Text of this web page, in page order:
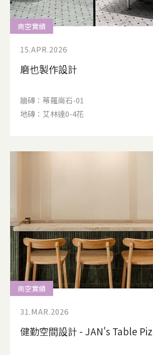
商空實績
15.APR.2026
磨也製作設計
牆磚：蒂羅崗石-01
地磚：艾林達0-4花
商空實績
31.MAR.2026
健勤空間設計 - JAN's Table